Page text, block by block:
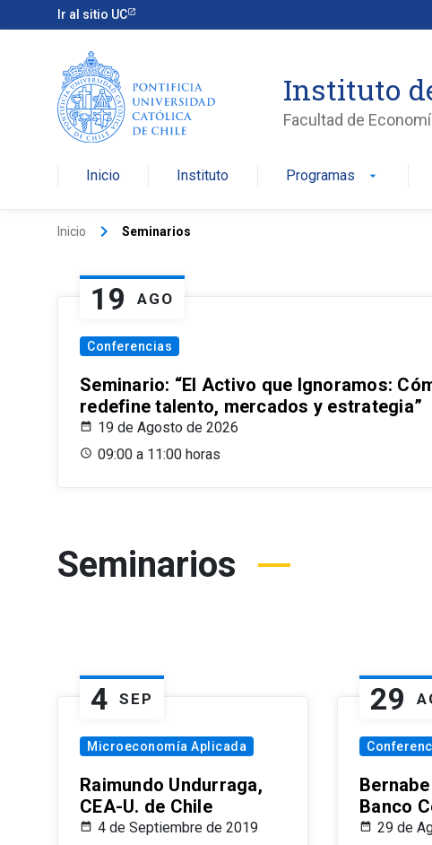
Ir al sitio UC
Instituto
Facultad de
Inicio Instituto Programas arrow_drop_down
Inicio keyboard_arrow_right Seminarios
19 AGO
Conferencias
Seminario: “El Activo que Ignoramos:
redefine talento, mercados y estrategia”
19 de Agosto de 2026
09:00 a 11:00 horas
Seminarios
4 SEP
Microeconomía Aplicada
Raimundo Undurraga,
CEA-U. de Chile
4 de Septiembre de 2019
29
Banco
29 de